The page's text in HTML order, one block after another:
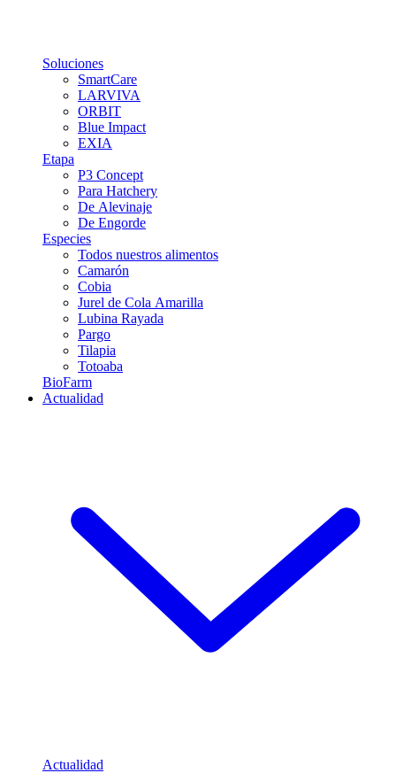
Soluciones
SmartCare
LARVIVA
ORBIT
Blue Impact
EXIA
Etapa
P3 Concept
Para Hatchery
De Alevinaje
De Engorde
Especies
Todos nuestros alimentos
Camarón
Cobia
Jurel de Cola Amarilla
Lubina Rayada
Pargo
Tilapia
Totoaba
BioFarm
Actualidad
Actualidad